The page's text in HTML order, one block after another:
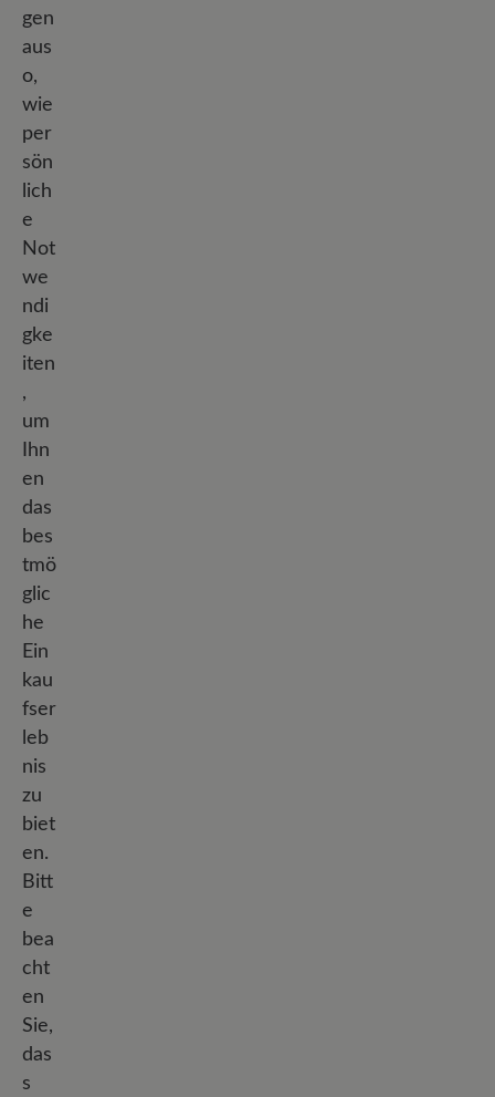
gen
aus
o,
wie
per
sön
lich
e
Not
we
ndi
gke
iten
,
um
Ihn
en
das
bes
tmö
glic
he
Ein
kau
fser
leb
nis
zu
biet
en.
Bitt
e
bea
cht
en
Sie,
das
s